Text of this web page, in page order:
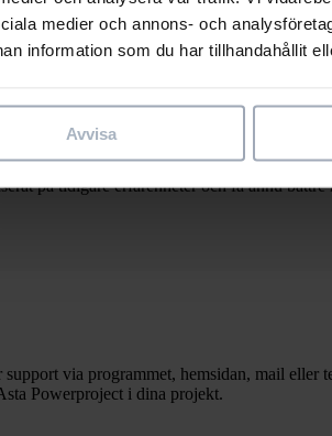
medier och annons- och
information som du har tillhandahållit
Avvisa
lättare sätt att hitta rätt i
möter dina behov
dig att planera, följa upp och hantera
på tidigare erfarenheter och få ännu bättre
via programmet, hemsidan, mail
Powerproject i dina projekt.